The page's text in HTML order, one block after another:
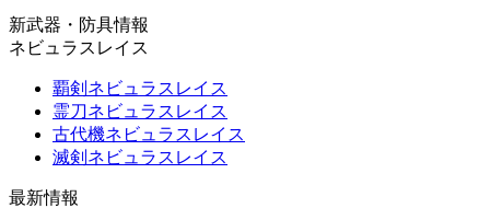
新武器・防具情報
ネビュラスレイス
覇剣ネビュラスレイス
霊刀ネビュラスレイス
古代機ネビュラスレイス
滅剣ネビュラスレイス
最新情報